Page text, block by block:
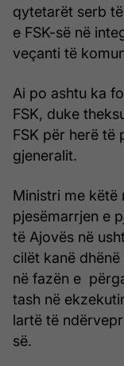
qytetarët serb
e FSK-së në
veçanti të
Ai po ashtu ka
FSK, duke
FSK për herë të
gjeneralit.
Ministri me këtë
pjesëmarrjen e
të Ajovës në
cilët kanë
në fazën e
tash në
lartë të
së.